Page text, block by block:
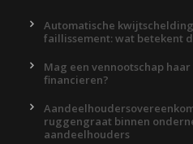
Automatische
faillissement: wat betekent
Mag een vennootschap
financieren?
ruggengraat binnen
aandeelhouders